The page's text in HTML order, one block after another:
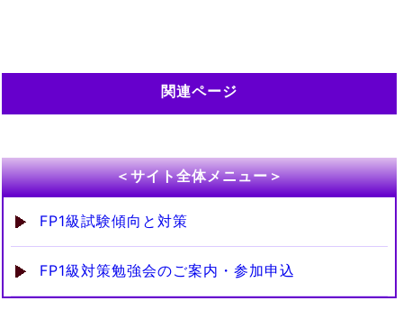
関連ページ
＜サイト全体メニュー＞
FP1級試験傾向と対策
FP1級対策勉強会のご案内・参加申込